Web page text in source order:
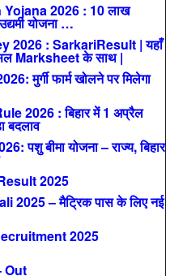
2026 : 10 लाख
योजना …
2026 : SarkariResult | यहाँ
Marksheet के साथ |
मुर्गी फार्म खोलने पर मिलेगा
2026 : बिहार में 1 अप्रैल
बदलाव
बीमा योजना – राज्य, बिहार
2025
– मैट्रिक पास के लिए नई
2025
Out